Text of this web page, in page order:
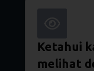
Ketahui
melihat